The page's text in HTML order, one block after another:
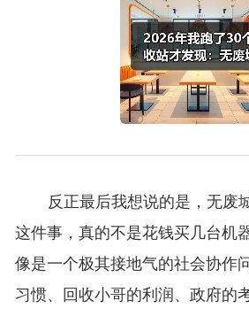
反正最后我想说的是，无废
这件事，真的不是花钱买几台机
像是一个极其接地气的社会协作
习惯、回收小哥的利润、政府的